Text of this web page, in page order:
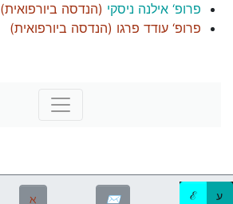
פרופ‘ אילנה ניסקי (הנדסה ביורפואית)
פרופ‘ עודד פרגו (הנדסה ביורפואית)
ℵ ✉ ℰ ע